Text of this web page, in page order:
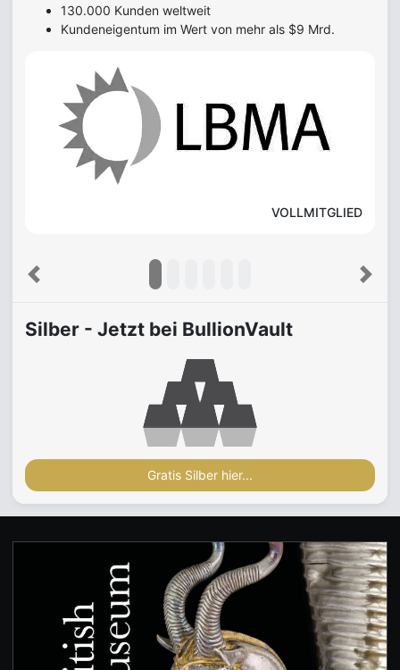
130.000 Kunden weltweit
Kundeneigentum im Wert von mehr als $9 Mrd.
VOLLMITGLIED
Previous Next
Silber - Jetzt bei BullionVault
Gratis Silber hier...